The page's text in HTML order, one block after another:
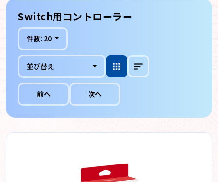
Switch用コントローラー
件数: 20
並び替え
前へ 次へ